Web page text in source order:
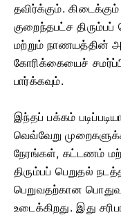
தவிர்க்கும்.
குறைந்தபட்ச
மற்றும் நாணயத்தின்
கோரிக்கையைச்
பார்க்கவும்.
இந்தப் பக்கம்
வெவ்வேறு
நேரங்கள், கட்டணம்
திரும்பப் பெறுதல்
பெறுவதற்கான
உடைக்கிறது. இது